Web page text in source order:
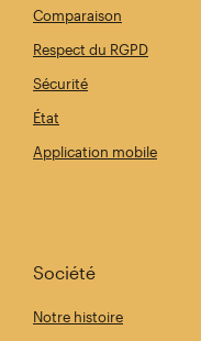
Comparaison
Respect du RGPD
Sécurité
État
Application mobile
Société
Notre histoire